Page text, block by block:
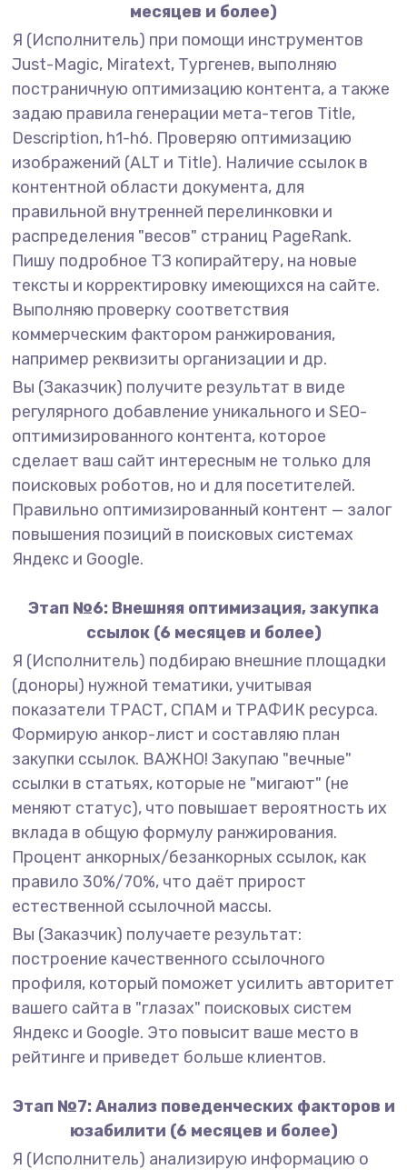
месяцев и более)
Я (Исполнитель) при помощи инструментов
Just-Magic, Miratext, Тургенев, выполняю
постраничную оптимизацию контента, а также
задаю правила генерации мета-тегов Title,
Description, h1-h6. Проверяю оптимизацию
изображений (ALT и Title). Наличие ссылок в
контентной области документа, для
правильной внутренней перелинковки и
распределения "весов" страниц PageRank.
Пишу подробное ТЗ копирайтеру, на новые
тексты и корректировку имеющихся на сайте.
Выполняю проверку соответствия
коммерческим фактором ранжирования,
например реквизиты организации и др.
Вы (Заказчик) получите результат в виде
регулярного добавление уникального и SEO-
оптимизированного контента, которое
сделает ваш сайт интересным не только для
поисковых роботов, но и для посетителей.
Правильно оптимизированный контент — залог
повышения позиций в поисковых системах
Яндекс и Google.
Этап №6: Внешняя оптимизация, закупка
ссылок (6 месяцев и более)
Я (Исполнитель) подбираю внешние площадки
(доноры) нужной тематики, учитывая
показатели ТРАСТ, СПАМ и ТРАФИК ресурса.
Формирую анкор-лист и составляю план
закупки ссылок. ВАЖНО! Закупаю "вечные"
ссылки в статьях, которые не "мигают" (не
меняют статус), что повышает вероятность их
вклада в общую формулу ранжирования.
Процент анкорных/безанкорных ссылок, как
правило 30%/70%, что даёт прирост
естественной ссылочной массы.
Вы (Заказчик) получаете результат:
построение качественного ссылочного
профиля, который поможет усилить авторитет
вашего сайта в "глазах" поисковых систем
Яндекс и Google. Это повысит ваше место в
рейтинге и приведет больше клиентов.
Этап №7: Анализ поведенческих факторов и
юзабилити (6 месяцев и более)
Я (Исполнитель) анализирую информацию о